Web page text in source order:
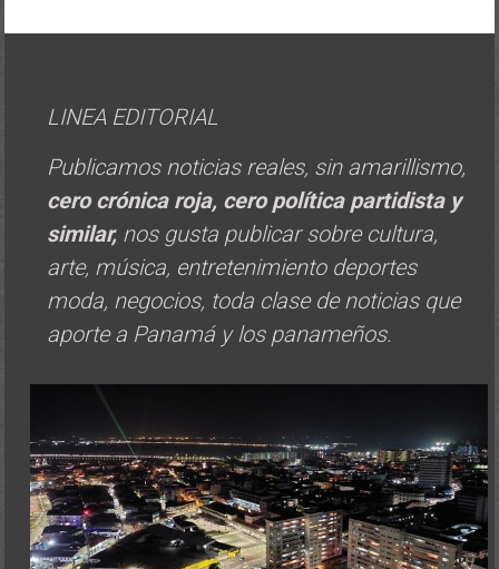
LINEA EDITORIAL
Publicamos noticias reales, sin amarillismo,
cero crónica roja, cero política partidista y
similar, nos gusta publicar sobre cultura,
arte, música, entretenimiento deportes
moda, negocios, toda clase de noticias que
aporte a Panamá y los panameños.